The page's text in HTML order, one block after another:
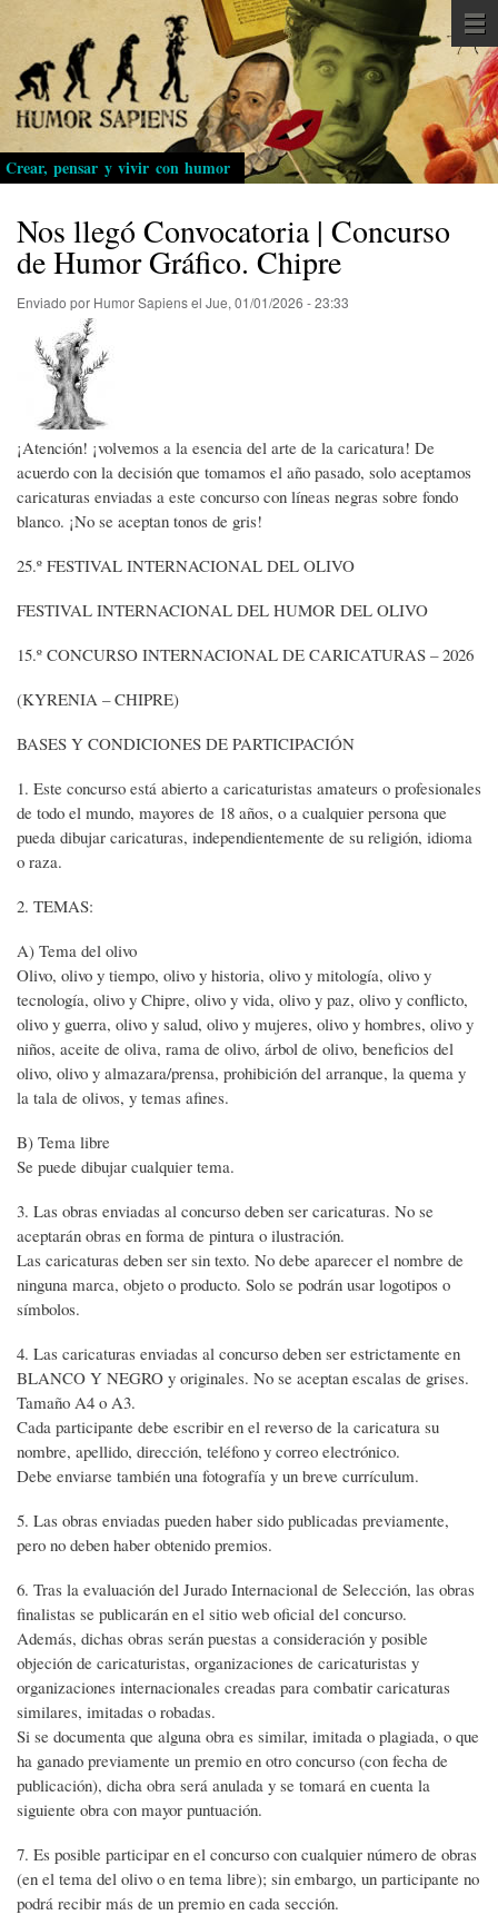
Pasar
al
contenido
principal
Crear, pensar y vivir con humor
Nos llegó Convocatoria | Concurso
de Humor Gráfico. Chipre
Enviado por Humor Sapiensel Jue, 01/01/2026 - 23:33
¡Atención! ¡volvemos a la esencia del arte de la caricatura! De
acuerdo con la decisión que tomamos el año pasado, solo aceptamos
caricaturas enviadas a este concurso con líneas negras sobre fondo
blanco. ¡No se aceptan tonos de gris!
25.º FESTIVAL INTERNACIONAL DEL OLIVO
FESTIVAL INTERNACIONAL DEL HUMOR DEL OLIVO
15.º CONCURSO INTERNACIONAL DE CARICATURAS – 2026
(KYRENIA – CHIPRE)
BASES Y CONDICIONES DE PARTICIPACIÓN
1. Este concurso está abierto a caricaturistas amateurs o profesionales
de todo el mundo, mayores de 18 años, o a cualquier persona que
pueda dibujar caricaturas, independientemente de su religión, idioma
o raza.
2. TEMAS:
A) Tema del olivo
Olivo, olivo y tiempo, olivo y historia, olivo y mitología, olivo y
tecnología, olivo y Chipre, olivo y vida, olivo y paz, olivo y conflicto,
olivo y guerra, olivo y salud, olivo y mujeres, olivo y hombres, olivo y
niños, aceite de oliva, rama de olivo, árbol de olivo, beneficios del
olivo, olivo y almazara/prensa, prohibición del arranque, la quema y
la tala de olivos, y temas afines.
B) Tema libre
Se puede dibujar cualquier tema.
3. Las obras enviadas al concurso deben ser caricaturas. No se
aceptarán obras en forma de pintura o ilustración.
Las caricaturas deben ser sin texto. No debe aparecer el nombre de
ninguna marca, objeto o producto. Solo se podrán usar logotipos o
símbolos.
4. Las caricaturas enviadas al concurso deben ser estrictamente en
BLANCO Y NEGRO y originales. No se aceptan escalas de grises.
Tamaño A4 o A3.
Cada participante debe escribir en el reverso de la caricatura su
nombre, apellido, dirección, teléfono y correo electrónico.
Debe enviarse también una fotografía y un breve currículum.
5. Las obras enviadas pueden haber sido publicadas previamente,
pero no deben haber obtenido premios.
6. Tras la evaluación del Jurado Internacional de Selección, las obras
finalistas se publicarán en el sitio web oficial del concurso.
Además, dichas obras serán puestas a consideración y posible
objeción de caricaturistas, organizaciones de caricaturistas y
organizaciones internacionales creadas para combatir caricaturas
similares, imitadas o robadas.
Si se documenta que alguna obra es similar, imitada o plagiada, o que
ha ganado previamente un premio en otro concurso (con fecha de
publicación), dicha obra será anulada y se tomará en cuenta la
siguiente obra con mayor puntuación.
7. Es posible participar en el concurso con cualquier número de obras
(en el tema del olivo o en tema libre); sin embargo, un participante no
podrá recibir más de un premio en cada sección.